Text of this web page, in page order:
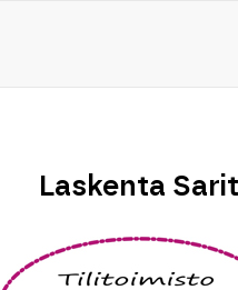
Laskenta Sarit